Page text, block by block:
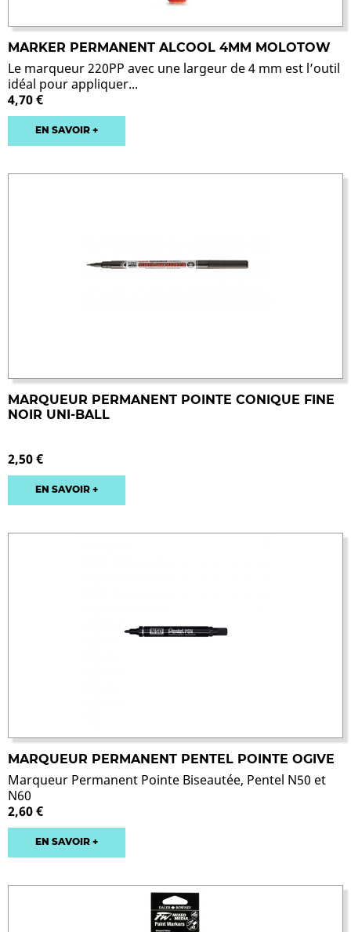
MARKER PERMANENT ALCOOL 4MM MOLOTOW
Le marqueur 220PP avec une largeur de 4 mm est l’outil
idéal pour appliquer...
4,70 €
EN SAVOIR +
MARQUEUR PERMANENT POINTE CONIQUE FINE
NOIR UNI-BALL
2,50 €
EN SAVOIR +
MARQUEUR PERMANENT PENTEL POINTE OGIVE
Marqueur Permanent Pointe Biseautée, Pentel N50 et
N60
2,60 €
EN SAVOIR +